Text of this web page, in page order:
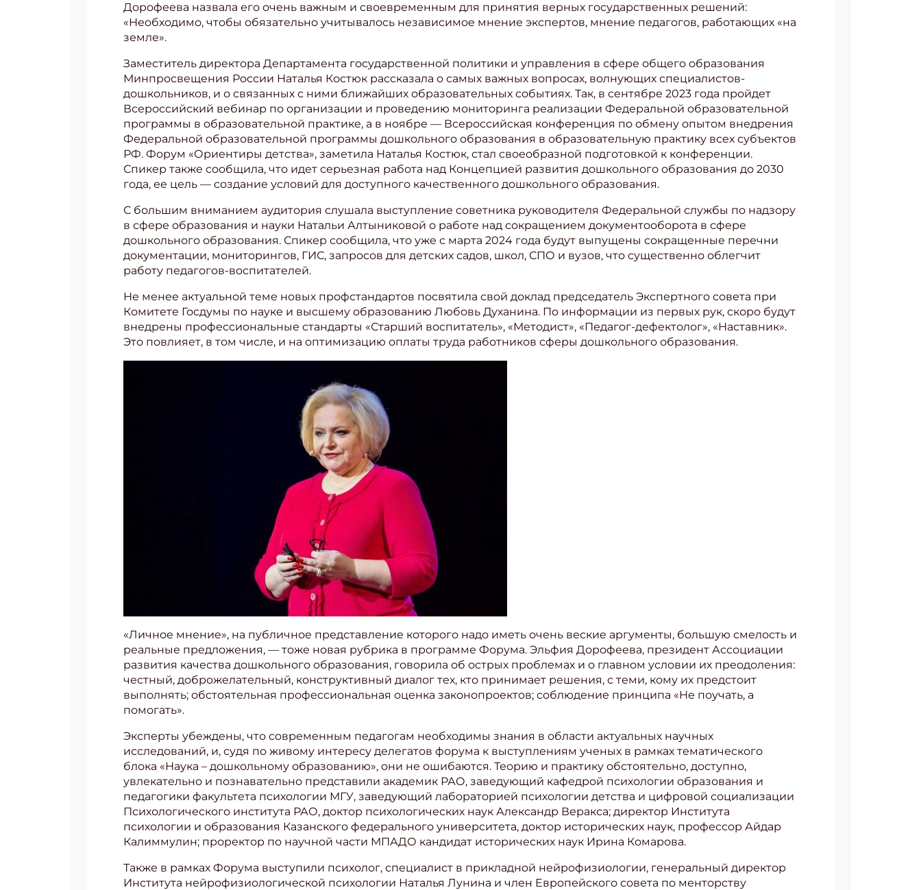
Дорофеева назвала его очень важным и своевременным для принятия верных государственных решений:
«Необходимо, чтобы обязательно учитывалось независимое мнение экспертов, мнение педагогов, работающих «на
земле».
Заместитель директора Департамента государственной политики и управления в сфере общего образования
Минпросвещения России Наталья Костюк рассказала о самых важных вопросах, волнующих специалистов-
дошкольников, и о связанных с ними ближайших образовательных событиях. Так, в сентябре 2023 года пройдет
Всероссийский вебинар по организации и проведению мониторинга реализации Федеральной образовательной
программы в образовательной практике, а в ноябре — Всероссийская конференция по обмену опытом внедрения
Федеральной образовательной программы дошкольного образования в образовательную практику всех субъектов
РФ. Форум «Ориентиры детства», заметила Наталья Костюк, стал своеобразной подготовкой к конференции.
Спикер также сообщила, что идет серьезная работа над Концепцией развития дошкольного образования до 2030
года, ее цель — создание условий для доступного качественного дошкольного образования.
С большим вниманием аудитория слушала выступление советника руководителя Федеральной службы по надзору
в сфере образования и науки Натальи Алтыниковой о работе над сокращением документооборота в сфере
дошкольного образования. Спикер сообщила, что уже с марта 2024 года будут выпущены сокращенные перечни
документации, мониторингов, ГИС, запросов для детских садов, школ, СПО и вузов, что существенно облегчит
работу педагогов-воспитателей.
Не менее актуальной теме новых профстандартов посвятила свой доклад председатель Экспертного совета при
Комитете Госдумы по науке и высшему образованию Любовь Духанина. По информации из первых рук, скоро будут
внедрены профессиональные стандарты «Старший воспитатель», «Методист», «Педагог-дефектолог», «Наставник».
Это повлияет, в том числе, и на оптимизацию оплаты труда работников сферы дошкольного образования.
«Личное мнение», на публичное представление которого надо иметь очень веские аргументы, большую смелость и
реальные предложения, — тоже новая рубрика в программе Форума. Эльфия Дорофеева, президент Ассоциации
развития качества дошкольного образования, говорила об острых проблемах и о главном условии их преодоления:
честный, доброжелательный, конструктивный диалог тех, кто принимает решения, с теми, кому их предстоит
выполнять; обстоятельная профессиональная оценка законопроектов; соблюдение принципа «Не поучать, а
помогать».
Эксперты убеждены, что современным педагогам необходимы знания в области актуальных научных
исследований, и, судя по живому интересу делегатов форума к выступлениям ученых в рамках тематического
блока «Наука – дошкольному образованию», они не ошибаются. Теорию и практику обстоятельно, доступно,
увлекательно и познавательно представили академик РАО, заведующий кафедрой психологии образования и
педагогики факультета психологии МГУ, заведующий лабораторией психологии детства и цифровой социализации
Психологического института РАО, доктор психологических наук Александр Веракса; директор Института
психологии и образования Казанского федерального университета, доктор исторических наук, профессор Айдар
Калиммулин; проректор по научной части МПАДО кандидат исторических наук Ирина Комарова.
Также в рамках Форума выступили психолог, специалист в прикладной нейрофизиологии, генеральный директор
Института нейрофизиологической психологии Наталья Лунина и член Европейского совета по менторству